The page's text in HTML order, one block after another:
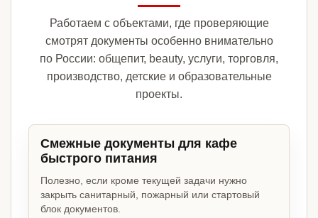
Работаем с объектами, где проверяющие
смотрят документы особенно внимательно
по России: общепит, beauty, услуги, торговля,
производство, детские и образовательные
проекты.
Смежные документы для кафе
быстрого питания
Полезно, если кроме текущей задачи нужно
закрыть санитарный, пожарный или стартовый
блок документов.